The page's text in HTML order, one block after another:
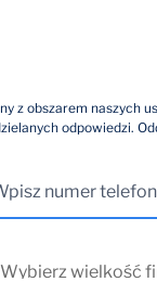
z obszarem naszych
odpowiedzi.